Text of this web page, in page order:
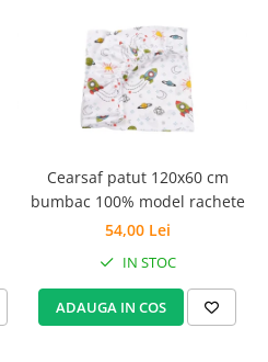
Cearsaf patut 120x60 cm
bumbac 100% model rachete
54,00 Lei
IN STOC
ADAUGA IN COS